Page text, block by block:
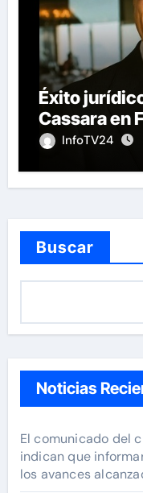
Éxito
Cassara en
InfoTV24
Buscar
Noticias
El comunicado del
indican que
los avances